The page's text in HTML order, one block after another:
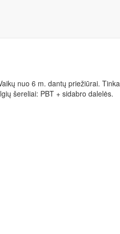
DANTŲ
nuo 6 m. dantų priežiūrai. Tinka
šereliai: PBT + sidabro dalelės.